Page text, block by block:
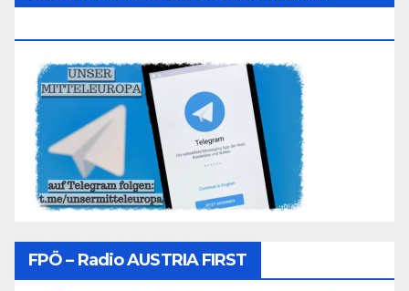
FPÖ – Radio AUSTRIA FIRST